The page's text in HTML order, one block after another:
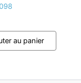
au panier